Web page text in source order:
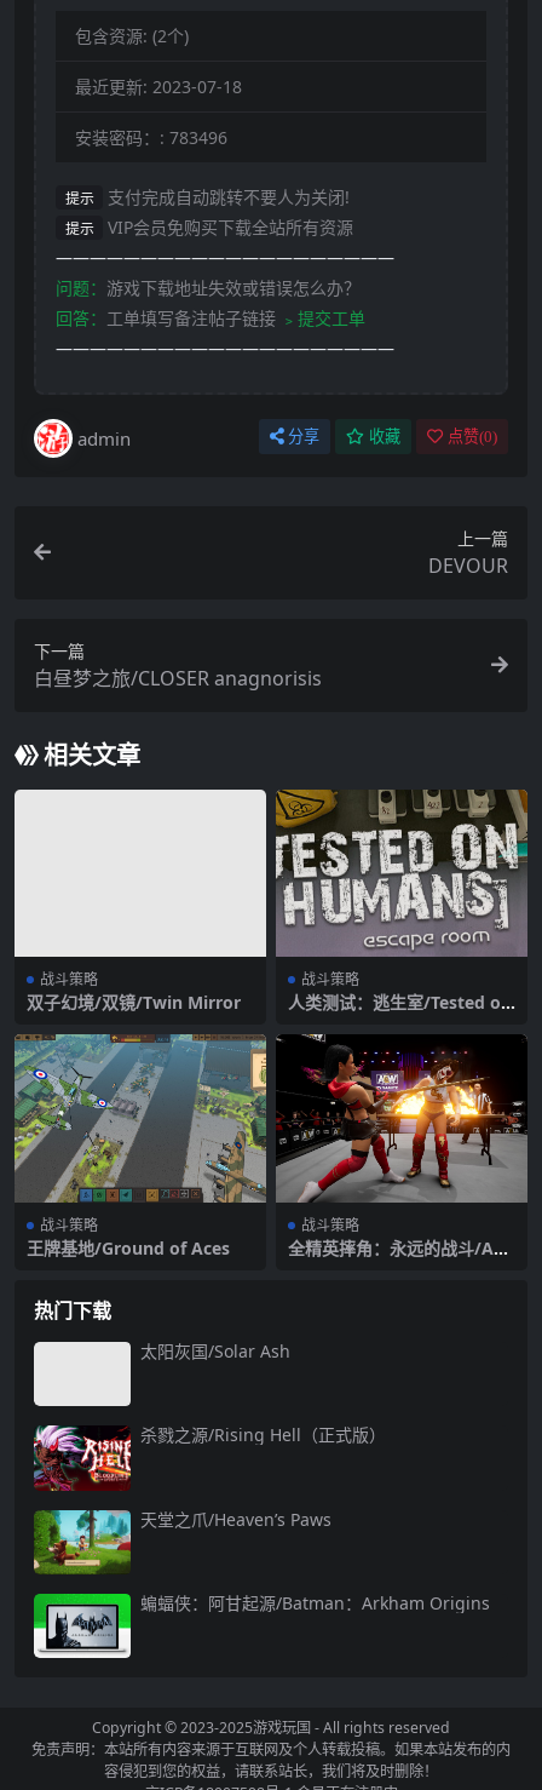
包含资源: (2个)
最近更新: 2023-07-18
安装密码：: 783496
提示 支付完成自动跳转不要人为关闭!
提示
VIP会员免购买下载全站所有资源
————————————————————
问题： 游戏下载地址失效或错误怎么办？
回答： 工单填写备注帖子链接 ﹥提交工单
————————————————————
admin 分享 收藏 点赞(0)
上一篇
DEVOUR
下一篇
白昼梦之旅/CLOSER anagnorisis
相关文章
战斗策略
双子幻境/双镜/Twin Mirror
战斗策略
人类测试：逃生室/Tested on
战斗策略
王牌基地/Ground of Aces
战斗策略
全精英摔角：永远的战斗/AE
热门下载
太阳灰国/Solar Ash
杀戮之源/Rising Hell（正式版）
天堂之爪/Heaven’s Paws
蝙蝠侠：阿甘起源/Batman：Arkham Origins
Copyright © 2023-2025游戏玩国- All rights reserved
免责声明：本站所有内容来源于互联网及个人转载投稿。如果本站发布的内
容侵犯到您的权益，请联系站长，我们将及时删除！